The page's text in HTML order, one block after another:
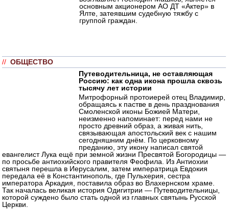
основным акционером АО ДТ «Актер» в
Ялте, затеявшим судебную тяжбу с
группой граждан.
// ОБЩЕСТВО
Путеводительница, не оставляющая
Россию: как одна икона прошла сквозь
тысячу лет истории
Митрофорный протоиерей отец Владимир,
обращаясь к пастве в день празднования
Смоленской иконы Божией Матери,
неизменно напоминает: перед нами не
просто древний образ, а живая нить,
связывающая апостольский век с нашим
сегодняшним днём. По церковному
преданию, эту икону написал святой
евангелист Лука ещё при земной жизни Пресвятой Богородицы —
по просьбе антиохийского правителя Феофила. Из Антиохии
святыня перешла в Иерусалим, затем императрица Евдокия
передала её в Константинополь, где Пульхерия, сестра
императора Аркадия, поставила образ во Влахернском храме.
Так началась великая история Одигитрии — Путеводительницы,
которой суждено было стать одной из главных святынь Русской
Церкви.